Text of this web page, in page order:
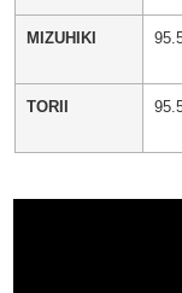
MIZUHIKI
TORII